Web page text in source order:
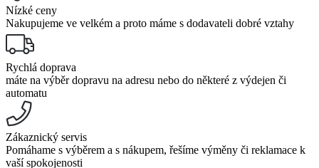
Nízké ceny
Nakupujeme ve velkém a proto máme s dodavateli dobré vztahy
Rychlá doprava
máte na výběr dopravu na adresu nebo do některé z výdejen či
automatu
Zákaznický servis
Pomáhame s výběrem a s nákupem, řešíme výměny či reklamace k
vaší spokojenosti